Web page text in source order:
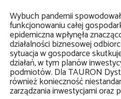
Wybuch pandemii
funkcjonowaniu całej
epidemiczna wpłynęła
działalności biznesowej
sytuacja w gospodarce
działań, w tym planów
podmiotów. Dla TAURON
również konieczność
zarządzania inwestycjami oraz